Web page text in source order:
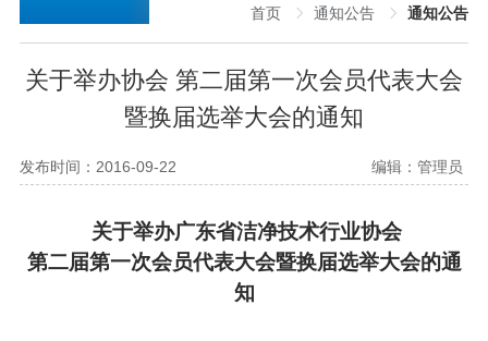
首页 通知公告 通知公告
关于举办协会 第二届第一次会员代表大会
暨换届选举大会的通知
发布时间：2016-09-22 编辑：管理员
关于举办广东省洁净技术行业协会
第二届第一次会员代表大会暨换届选举大会的通
知